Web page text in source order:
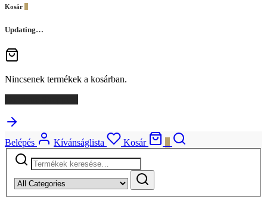
Kosár
Updating…
Nincsenek termékek a kosárban.
Belépés Kívánságlista Kosár
Keresés